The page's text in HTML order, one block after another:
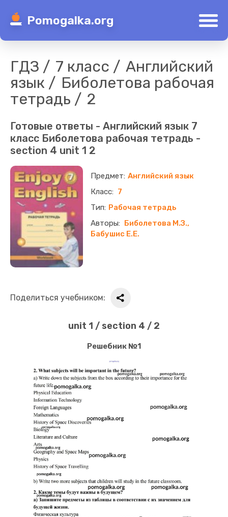
Pomogalka.org
ГДЗ 7 класс
Английский
язык
Биболетова рабочая
тетрадь
2
Готовые ответы - Английский язык 7
класс Биболетова рабочая тетрадь -
section 4 unit 1 2
Английский язык
7
Рабочая тетрадь
Биболетова М.З.,
Бабушис Е.Е.
Поделиться учебником:
unit 1 / section 4 / 2
Решебник №1